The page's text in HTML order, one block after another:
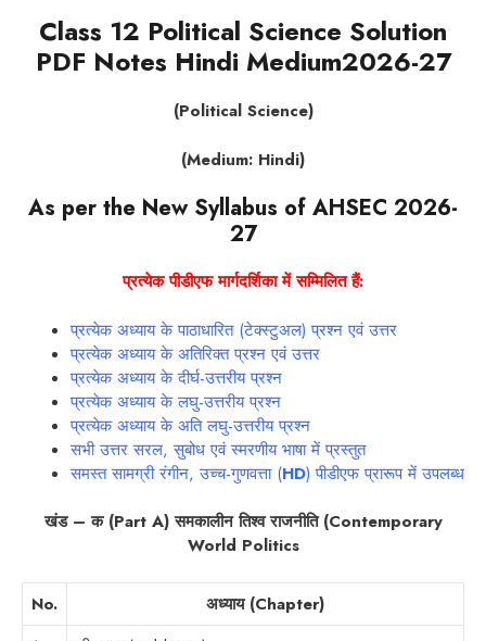
Class 12 Political Science Solution
PDF Notes Hindi Medium2026-27
(Political Science)
(Medium: Hindi)
As per the New Syllabus of AHSEC 2026-
27
प्रत्येकपीडीएफमार्गदर्शिकामेंसम्मिलितहैं:
प्रत्येक अध्याय के पाठाधारित (टेक्स्टुअल) प्रश्न एवं उत्तर
प्रत्येक अध्याय के अतिरिक्त प्रश्न एवं उत्तर
प्रत्येक अध्याय के दीर्घ-उत्तरीय प्रश्न
प्रत्येक अध्याय के लघु-उत्तरीय प्रश्न
प्रत्येक अध्याय के अति लघु-उत्तरीय प्रश्न
सभी उत्तर सरल, सुबोध एवं स्मरणीय भाषा में प्रस्तुत
समस्त सामग्री रंगीन, उच्च-गुणवत्ता (HD) पीडीएफ प्रारूप में उपलब्ध
खंड – क (Part A) समकालीन तिश्व राजनीति (Contemporary
World Politics
No.
अध्याय (Chapter)